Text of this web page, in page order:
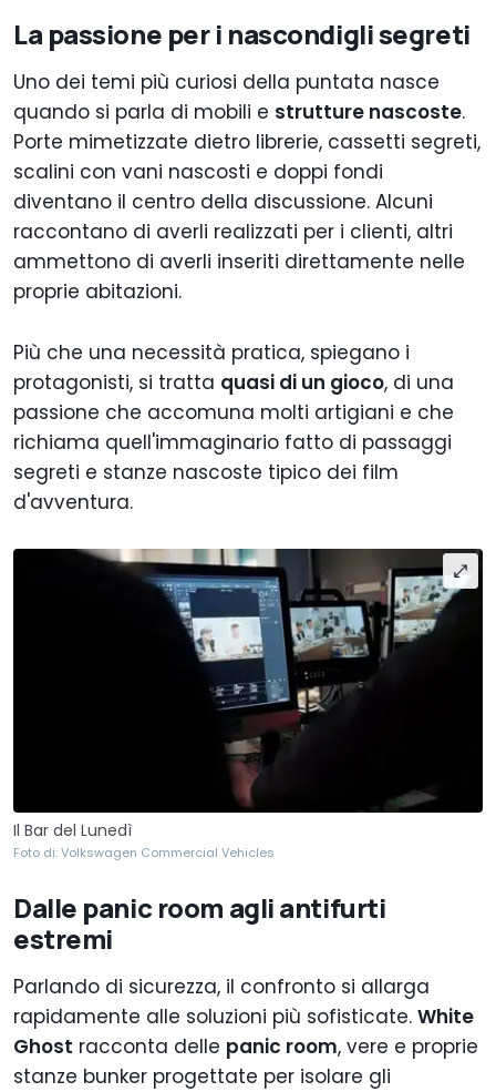
La passione per i nascondigli segreti
Uno dei temi più curiosi della puntata nasce
quando si parla di mobili e strutture nascoste.
Porte mimetizzate dietro librerie, cassetti segreti,
scalini con vani nascosti e doppi fondi
diventano il centro della discussione. Alcuni
raccontano di averli realizzati per i clienti, altri
ammettono di averli inseriti direttamente nelle
proprie abitazioni.
Più che una necessità pratica, spiegano i
protagonisti, si tratta quasi di un gioco, di una
passione che accomuna molti artigiani e che
richiama quell'immaginario fatto di passaggi
segreti e stanze nascoste tipico dei film
d'avventura.
Il Bar del Lunedì
Foto di: Volkswagen Commercial Vehicles
Dalle panic room agli antifurti
estremi
Parlando di sicurezza, il confronto si allarga
rapidamente alle soluzioni più sofisticate. White
Ghost racconta delle panic room, vere e proprie
stanze bunker progettate per isolare gli